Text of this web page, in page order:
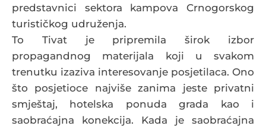
predstavnici sektora kampova Crnogorskog
turističkog udruženja.
To Tivat je pripremila širok izbor
propagandnog materijala koji u svakom
trenutku izaziva interesovanje posjetilaca. Ono
što posjetioce najviše zanima jeste privatni
smještaj, hotelska ponuda grada kao i
saobraćajna konekcija. Kada je saobraćajna